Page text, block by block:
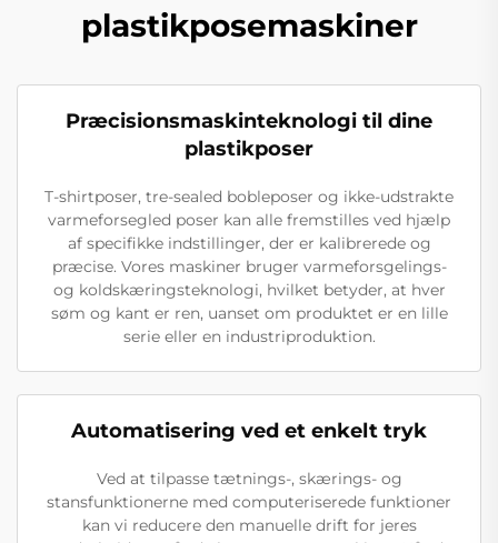
plastikposemaskiner
Præcisionsmaskinteknologi til dine
plastikposer
T-shirtposer, tre-sealed bobleposer og ikke-udstrakte
varmeforsegled poser kan alle fremstilles ved hjælp
af specifikke indstillinger, der er kalibrerede og
præcise. Vores maskiner bruger varmeforsgelings-
og koldskæringsteknologi, hvilket betyder, at hver
søm og kant er ren, uanset om produktet er en lille
serie eller en industriproduktion.
Automatisering ved et enkelt tryk
Ved at tilpasse tætnings-, skærings- og
stansfunktionerne med computeriserede funktioner
kan vi reducere den manuelle drift for jeres